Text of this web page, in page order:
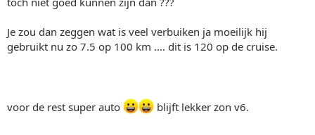
Je zou dan zeggen wat is veel verbuiken ja moeilijk hij
gebruikt nu zo 7.5 op 100 km .... dit is 120 op de cruise.
voor de rest super auto blijft lekker zon v6.